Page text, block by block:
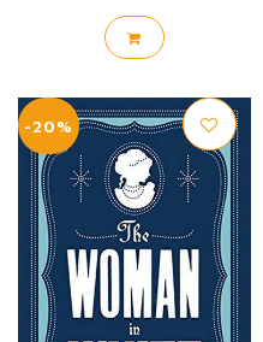
-20%